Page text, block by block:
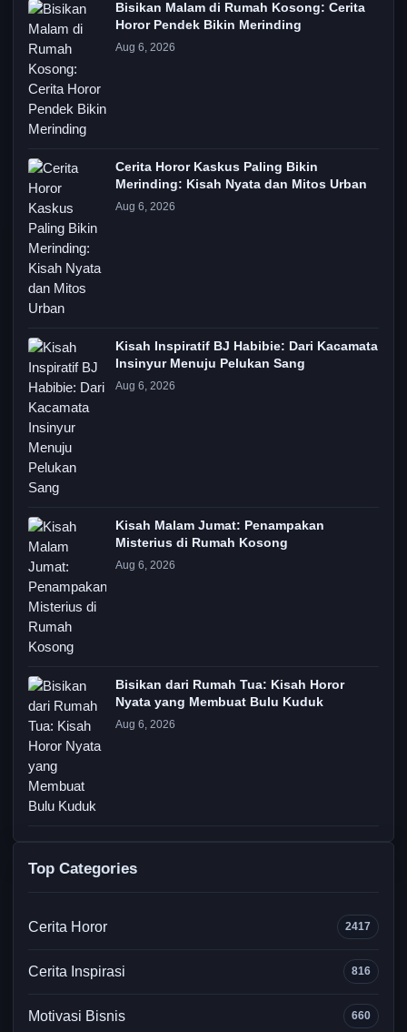
Bisikan Malam di Rumah Kosong: Cerita
Horor Pendek Bikin Merinding
Aug 6, 2026
Cerita Horor Kaskus Paling Bikin
Merinding: Kisah Nyata dan Mitos Urban
Aug 6, 2026
Kisah Inspiratif BJ Habibie: Dari Kacamata
Insinyur Menuju Pelukan Sang
Aug 6, 2026
Kisah Malam Jumat: Penampakan
Misterius di Rumah Kosong
Aug 6, 2026
Bisikan dari Rumah Tua: Kisah Horor
Nyata yang Membuat Bulu Kuduk
Aug 6, 2026
Top Categories
Cerita Horor 2417
Cerita Inspirasi 816
Motivasi Bisnis 660